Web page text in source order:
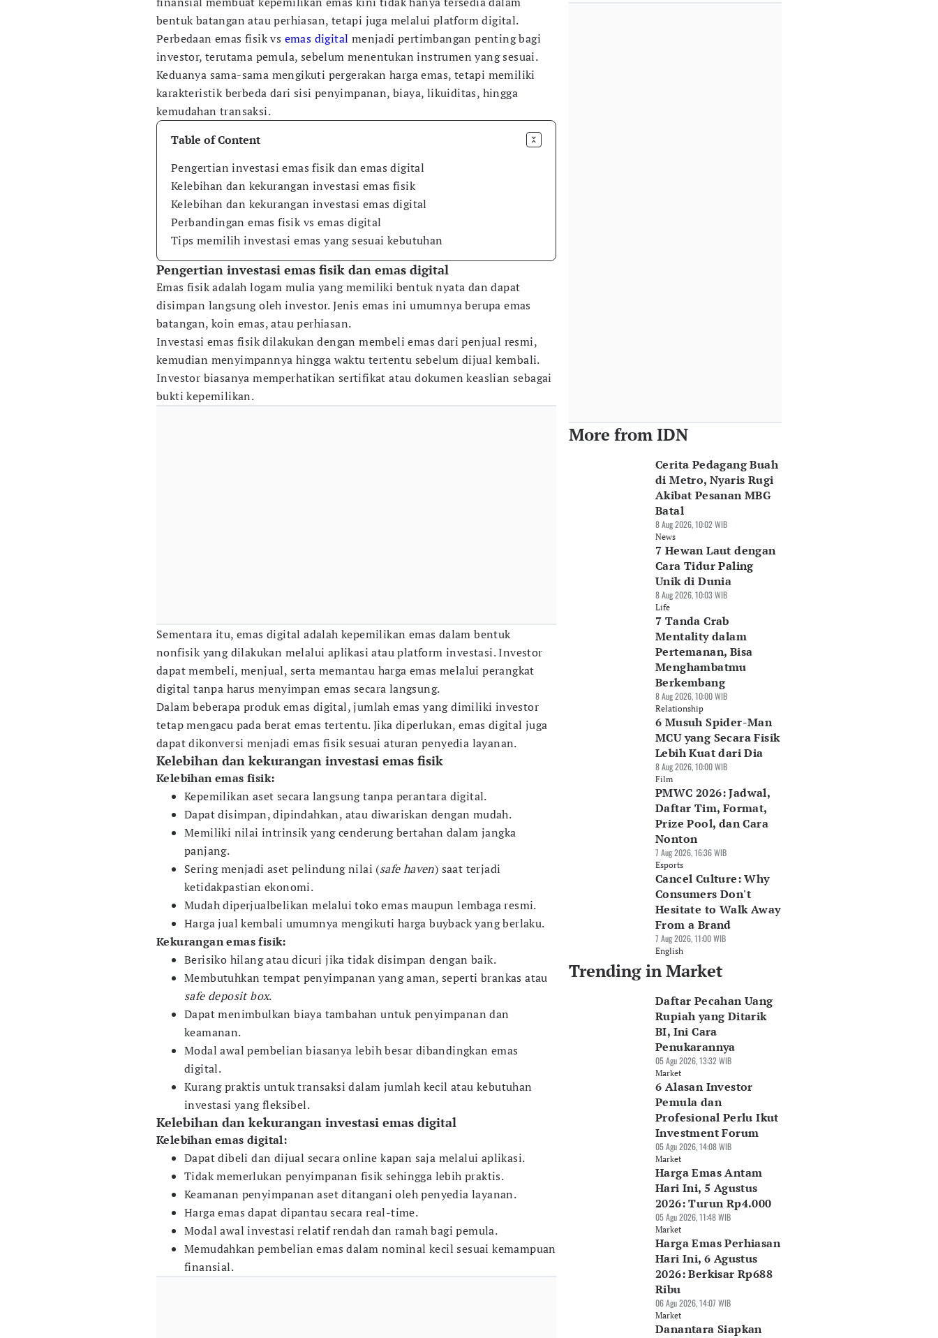
bentuk batangan atau perhiasan, tetapi juga melalui platform digital.
Perbedaan emas fisik vs emas digital menjadi pertimbangan penting bagi
investor, terutama pemula, sebelum menentukan instrumen yang sesuai.
Keduanya sama-sama mengikuti pergerakan harga emas, tetapi memiliki
karakteristik berbeda dari sisi penyimpanan, biaya, likuiditas, hingga
kemudahan transaksi.
Table of Content
Pengertian investasi emas fisik dan emas digital
Kelebihan dan kekurangan investasi emas fisik
Kelebihan dan kekurangan investasi emas digital
Perbandingan emas fisik vs emas digital
Tips memilih investasi emas yang sesuai kebutuhan
Pengertian investasi emas fisik dan emas digital
Emas fisik adalah logam mulia yang memiliki bentuk nyata dan dapat
disimpan langsung oleh investor. Jenis emas ini umumnya berupa emas
batangan, koin emas, atau perhiasan.
Investasi emas fisik dilakukan dengan membeli emas dari penjual resmi,
kemudian menyimpannya hingga waktu tertentu sebelum dijual kembali.
Investor biasanya memperhatikan sertifikat atau dokumen keaslian sebagai
bukti kepemilikan.
Sementara itu, emas digital adalah kepemilikan emas dalam bentuk
nonfisik yang dilakukan melalui aplikasi atau platform investasi. Investor
dapat membeli, menjual, serta memantau harga emas melalui perangkat
digital tanpa harus menyimpan emas secara langsung.
Dalam beberapa produk emas digital, jumlah emas yang dimiliki investor
tetap mengacu pada berat emas tertentu. Jika diperlukan, emas digital juga
dapat dikonversi menjadi emas fisik sesuai aturan penyedia layanan.
Kelebihan dan kekurangan investasi emas fisik
Kelebihan emas fisik:
Kepemilikan aset secara langsung tanpa perantara digital.
Dapat disimpan, dipindahkan, atau diwariskan dengan mudah.
Memiliki nilai intrinsik yang cenderung bertahan dalam jangka
panjang.
Sering menjadi aset pelindung nilai (safe haven) saat terjadi
ketidakpastian ekonomi.
Mudah diperjualbelikan melalui toko emas maupun lembaga resmi.
Harga jual kembali umumnya mengikuti harga buyback yang berlaku.
Kekurangan emas fisik:
Berisiko hilang atau dicuri jika tidak disimpan dengan baik.
Membutuhkan tempat penyimpanan yang aman, seperti brankas atau
safe deposit box.
Dapat menimbulkan biaya tambahan untuk penyimpanan dan
keamanan.
Modal awal pembelian biasanya lebih besar dibandingkan emas
digital.
Kurang praktis untuk transaksi dalam jumlah kecil atau kebutuhan
investasi yang fleksibel.
Kelebihan dan kekurangan investasi emas digital
Kelebihan emas digital:
Dapat dibeli dan dijual secara online kapan saja melalui aplikasi.
Tidak memerlukan penyimpanan fisik sehingga lebih praktis.
Keamanan penyimpanan aset ditangani oleh penyedia layanan.
Harga emas dapat dipantau secara real-time.
Modal awal investasi relatif rendah dan ramah bagi pemula.
Memudahkan pembelian emas dalam nominal kecil sesuai kemampuan
finansial.
More from IDN
Cerita Pedagang Buah
di Metro, Nyaris Rugi
Akibat Pesanan MBG
Batal
8 Aug 2026, 10:02 WIB
News
7 Hewan Laut dengan
Cara Tidur Paling
Unik di Dunia
8 Aug 2026, 10:03 WIB
Life
7 Tanda Crab
Mentality dalam
Pertemanan, Bisa
Menghambatmu
Berkembang
8 Aug 2026, 10:00 WIB
Relationship
6 Musuh Spider-Man
MCU yang Secara Fisik
Lebih Kuat dari Dia
8 Aug 2026, 10:00 WIB
Film
PMWC 2026: Jadwal,
Daftar Tim, Format,
Prize Pool, dan Cara
Nonton
7 Aug 2026, 16:36 WIB
Esports
Cancel Culture: Why
Consumers Don't
Hesitate to Walk Away
From a Brand
7 Aug 2026, 11:00 WIB
English
Trending in Market
Daftar Pecahan Uang
Rupiah yang Ditarik
BI, Ini Cara
Penukarannya
05 Agu 2026, 13:32 WIB
Market
6 Alasan Investor
Pemula dan
Profesional Perlu Ikut
Investment Forum
05 Agu 2026, 14:08 WIB
Market
Harga Emas Antam
Hari Ini, 5 Agustus
2026: Turun Rp4.000
05 Agu 2026, 11:48 WIB
Market
Harga Emas Perhiasan
Hari Ini, 6 Agustus
2026: Berkisar Rp688
Ribu
06 Agu 2026, 14:07 WIB
Market
Danantara Siapkan